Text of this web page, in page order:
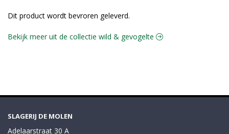
Dit product wordt bevroren geleverd.
Bekijk meer uit de collectie wild & gevogelte
SLAGERIJ DE MOLEN
Adelaarstraat 30 A